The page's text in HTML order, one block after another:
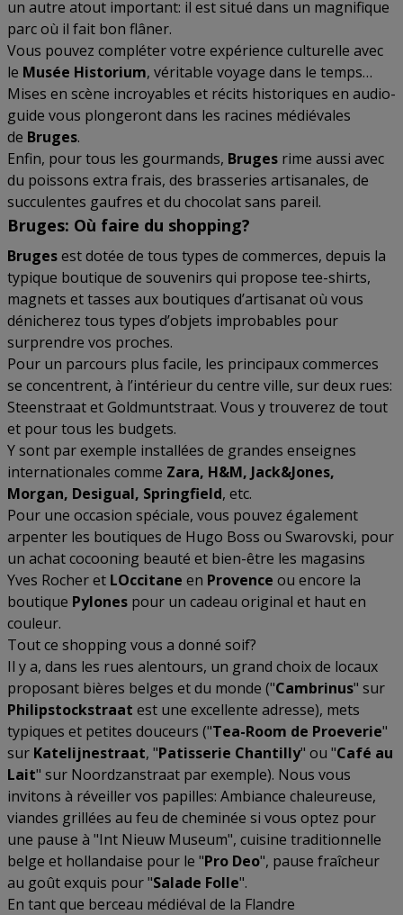
un autre atout important: il est situé dans un magnifique
parc où il fait bon flâner.
Vous pouvez compléter votre expérience culturelle avec
le Musée Historium, véritable voyage dans le temps…
Mises en scène incroyables et récits historiques en audio-
guide vous plongeront dans les racines médiévales
de Bruges.
Enfin, pour tous les gourmands, Bruges rime aussi avec
du poissons extra frais, des brasseries artisanales, de
succulentes gaufres et du chocolat sans pareil.
Bruges: Où faire du shopping?
Brugesest dotée de tous types de commerces, depuis la
typique boutique de souvenirs qui propose tee-shirts,
magnets et tasses aux boutiques d’artisanat où vous
dénicherez tous types d’objets improbables pour
surprendre vos proches.
Pour un parcours plus facile, les principaux commerces
se concentrent, à l’intérieur du centre ville, sur deux rues:
Steenstraat et Goldmuntstraat. Vous y trouverez de tout
et pour tous les budgets.
Y sont par exemple installées de grandes enseignes
internationales comme Zara, H&M, Jack&Jones,
Morgan, Desigual, Springfield, etc.
Pour une occasion spéciale, vous pouvez également
arpenter les boutiques de Hugo Boss ou Swarovski, pour
un achat cocooning beauté et bien-être les magasins
Yves Rocher et LOccitane en Provence ou encore la
boutique Pylones pour un cadeau original et haut en
couleur.
Tout ce shopping vous a donné soif?
Il y a, dans les rues alentours, un grand choix de locaux
proposant bières belges et du monde ("Cambrinus" sur
Philipstockstraat est une excellente adresse), mets
typiques et petites douceurs ("Tea-Room de Proeverie"
sur Katelijnestraat, "Patisserie Chantilly" ou "Café au
Lait" sur Noordzanstraat par exemple). Nous vous
invitons à réveiller vos papilles: Ambiance chaleureuse,
viandes grillées au feu de cheminée si vous optez pour
une pause à "Int Nieuw Museum", cuisine traditionnelle
belge et hollandaise pour le "Pro Deo", pause fraîcheur
au goût exquis pour "Salade Folle".
En tant que berceau médiéval de la Flandre